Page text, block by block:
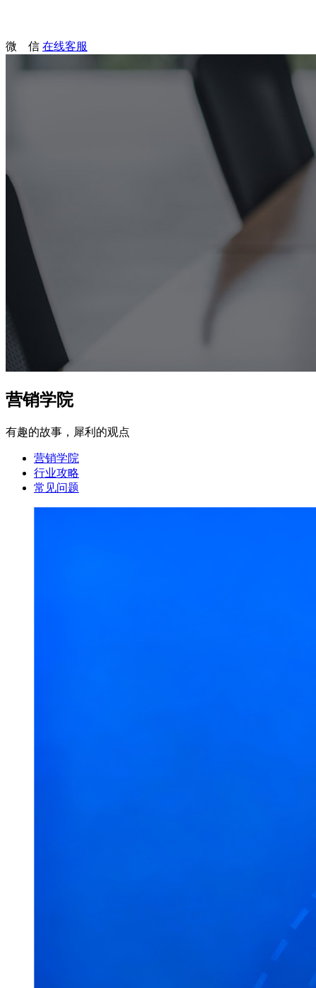
微 信 在线客服
营销学院
有趣的故事，犀利的观点
营销学院
行业攻略
常见问题